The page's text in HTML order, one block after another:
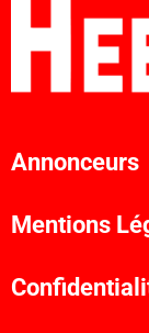
Annonceurs
Mentions